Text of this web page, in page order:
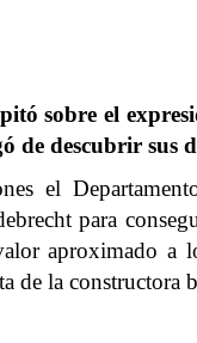
sobre el
de descubrir sus
el
para
aproximado
la constructora